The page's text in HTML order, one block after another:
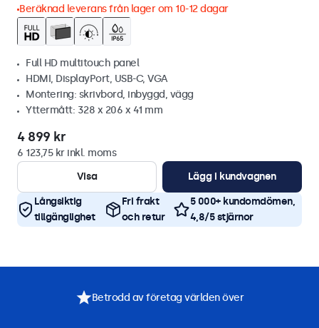
Beräknad leverans från lager om 10-12 dagar
Full HD multitouch panel
HDMI, DisplayPort, USB-C, VGA
Montering: skrivbord, inbyggd, vägg
Yttermått: 328 x 206 x 41 mm
4 899 kr
6 123,75 kr inkl. moms
Visa
Lägg i kundvagnen
Långsiktig
tillgänglighet
Fri frakt
och retur
5 000+ kundomdömen,
4,8/5 stjärnor
Betrodd av företag världen över